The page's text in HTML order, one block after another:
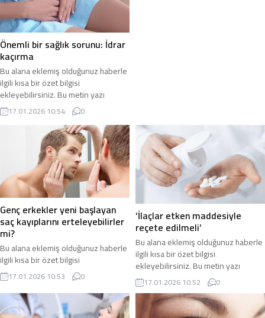
Önemli bir sağlık sorunu: İdrar
kaçırma
Bu alana eklemiş olduğunuz haberle
ilgili kısa bir özet bilgisi
ekleyebilirsiniz. Bu metin yazı
düzenleme sayfasında “Özet”
bölümünden eklenebilir. Özet
eklenmişse başlık altında kalın
olarak bu şekilde gösterilir,
eklenmemişse bu alan boş kalır.
17.01.2026 10:54 0
Genç erkekler yeni başlayan
saç kayıplarını erteleyebilirler
mi?
Bu alana eklemiş olduğunuz haberle
ilgili kısa bir özet bilgisi
ekleyebilirsiniz. Bu metin yazı
düzenleme sayfasında “Özet”
bölümünden eklenebilir. Özet
eklenmişse başlık altında kalın
17.01.2026 10:53 0
‘İlaçlar etken maddesiyle
reçete edilmeli’
Bu alana eklemiş olduğunuz haberle
ilgili kısa bir özet bilgisi
ekleyebilirsiniz. Bu metin yazı
düzenleme sayfasında “Özet”
bölümünden eklenebilir. Özet
eklenmişse başlık altında kalın
olarak bu şekilde gösterilir,
17.01.2026 10:52 0